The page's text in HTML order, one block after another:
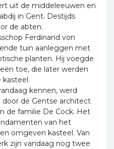
uit de middeleeuwen en
in Gent. Destijds
de abten.
Ferdinand von
tuin aanleggen met
planten. Hij voegde
toe, die later werden
kennen, werd
de Gentse architect
de familie De Cock. Het
van het
omgeven kasteel. Van
zijn vandaag nog twee